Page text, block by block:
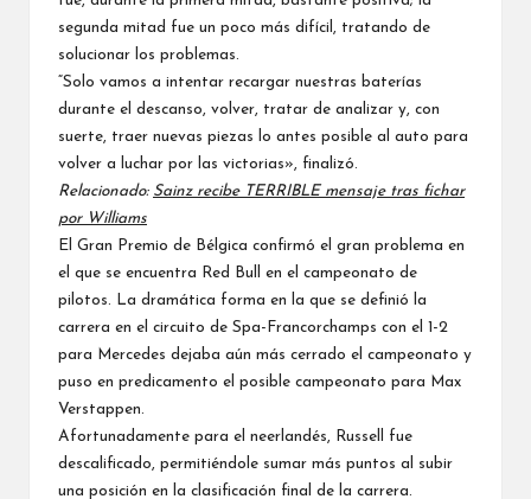
segunda mitad fue un poco más difícil, tratando de
solucionar los problemas.
“Solo vamos a intentar recargar nuestras baterías
durante el descanso, volver, tratar de analizar y, con
suerte, traer nuevas piezas lo antes posible al auto para
volver a luchar por las victorias», finalizó.
Relacionado: Sainz recibe TERRIBLE mensaje tras fichar
por Williams
El Gran Premio de Bélgica confirmó el gran problema en
el que se encuentra Red Bull en el campeonato de
pilotos. La dramática forma en la que se definió la
carrera en el circuito de Spa-Francorchamps con el 1-2
para
Mercedes dejaba aún más cerrado el campeonato y
puso en predicamento el posible campeonato para
Max
Verstappen
Afortunadamente para el neerlandés, Russell fue
descalificado, permitiéndole sumar más puntos al subir
una posición en la clasificación final de la carrera.